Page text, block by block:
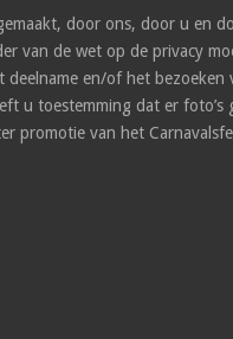
door ons, door u en
van de wet op de privacy
deelname en/of het bezoeken
u toestemming dat er foto’s
promotie van het